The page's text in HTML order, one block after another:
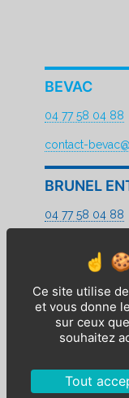
BEVAC
04 77 58 04 88
contact-
BRUNEL
04 77 58 04 88
BP2E
04 77 96 69 00
contact-
Mentions légales
Plan de site
Ce site utilise
et vous donne
sur ceux
souhaitez
Tout